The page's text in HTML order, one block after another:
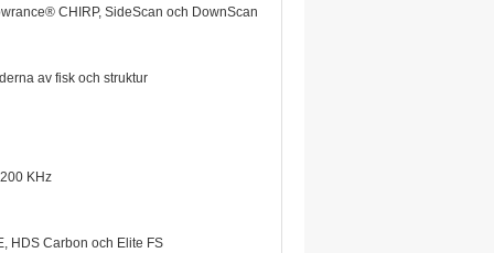
CHIRP, SideScan och DownScan
av fisk och struktur
KHz
HDS Carbon och Elite FS